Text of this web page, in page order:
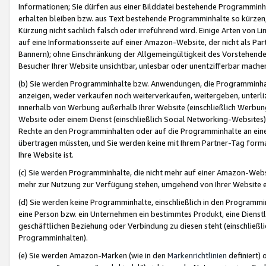
Informationen; Sie dürfen aus einer Bilddatei bestehende
erhalten bleiben bzw. aus Text bestehende Programminhalte so
Kürzung nicht sachlich falsch oder irreführend wird. Einige Arten von
auf eine Informationsseite auf einer Amazon-Website, der nicht als
Bannern); ohne Einschränkung der Allgemeingültigkeit des
Besucher Ihrer Website unsichtbar, unlesbar oder unentzifferbar
(b) Sie werden Programminhalte bzw. Anwendungen, die
anzeigen, weder verkaufen noch weiterverkaufen, weitergeben,
innerhalb von Werbung außerhalb Ihrer Website (einschließlich
Website oder einem Dienst (einschließlich Social Networking-
Rechte an den Programminhalten oder auf die Programminhalte an
übertragen müssten, und Sie werden keine mit Ihrem Partner-Tag
Ihre Website ist.
(c) Sie werden Programminhalte, die nicht mehr auf einer Amazon-
mehr zur Nutzung zur Verfügung stehen, umgehend von Ihrer
(d) Sie werden keine Programminhalte, einschließlich in den
eine Person bzw. ein Unternehmen ein bestimmtes Produkt, eine
geschäftlichen Beziehung oder Verbindung zu diesen steht
Programminhalten).
(e) Sie werden Amazon-Marken (wie in den Markenrichtlinien definiert)